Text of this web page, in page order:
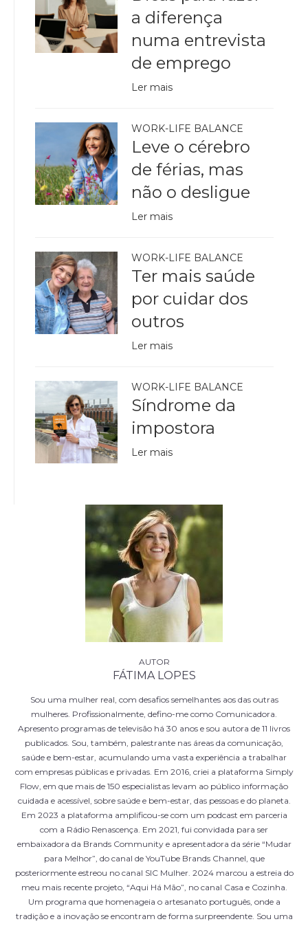
a diferença
numa entrevista
de emprego
Ler mais
WORK-LIFE BALANCE
Leve o cérebro
de férias, mas
não o desligue
Ler mais
WORK-LIFE BALANCE
Ter mais saúde
por cuidar dos
outros
Ler mais
WORK-LIFE BALANCE
Síndrome da
impostora
Ler mais
FÁTIMA LOPES
Sou uma mulher real, com desafios semelhantes aos das outras
mulheres. Profissionalmente, defino-me como Comunicadora.
Apresento programas de televisão há 30 anos e sou autora de 11 livros
publicados. Sou, também, palestrante nas áreas da comunicação,
saúde e bem-estar, acumulando uma vasta experiência a trabalhar
com empresas públicas e privadas. Em 2016, criei a plataforma Simply
Flow, em que mais de 150 especialistas levam ao público informação
cuidada e acessível, sobre saúde e bem-estar, das pessoas e do planeta.
Em 2023 a plataforma amplificou-se com um podcast em parceria
com a Rádio Renascença. Em 2021, fui convidada para ser
embaixadora da Brands Community e apresentadora da série “Mudar
para Melhor”, do canal de YouTube Brands Channel, que
posteriormente estreou no canal SIC Mulher. 2024 marcou a estreia do
meu mais recente projeto, “Aqui Há Mão”, no canal Casa e Cozinha.
Um programa que homenageia o artesanato português, onde a
tradição e a inovação se encontram de forma surpreendente. Sou uma